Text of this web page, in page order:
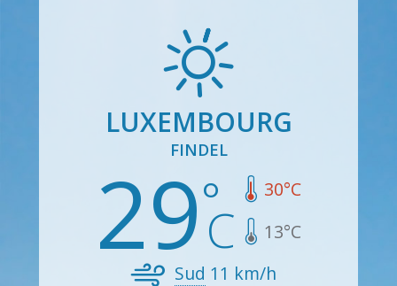
LUXEMBOURG
FINDEL
29 30°C
13°C
Sud 11 km/h